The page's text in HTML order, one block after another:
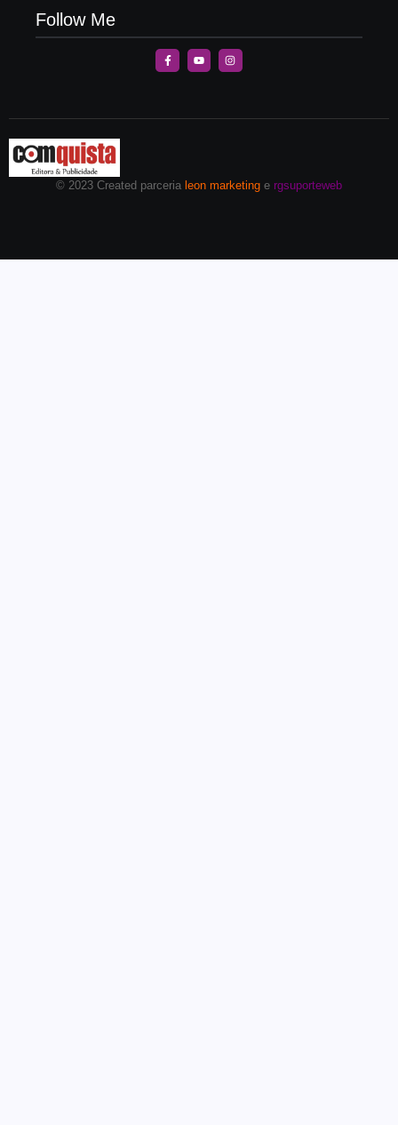
Follow Me
© 2023 Created parceria leon marketing e rgsuporteweb